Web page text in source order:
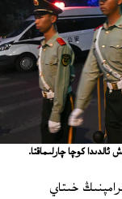
كوچا چارلىماقتا.
خىتاي